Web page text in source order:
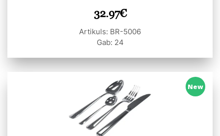
32.97€
Artikuls: BR-5006
Gab: 24
New